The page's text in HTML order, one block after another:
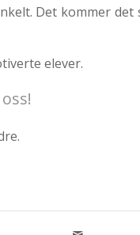
Det kommer det
elever.